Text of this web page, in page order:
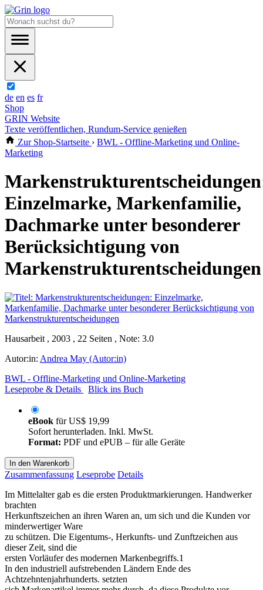
de en es fr
Shop
GRIN Website
Texte veröffentlichen, Rundum-Service genießen
Zur Shop-Startseite › BWL - Offline-Marketing und Online-
Marketing
Einzelmarke, Markenfamilie,
Dachmarke unter besonderer
Berücksichtigung von
Markenstrukturentscheidungen
Hausarbeit , 2003 , 22 Seiten , Note: 3.0
Autor:in: Andrea May (Autor:in)
BWL - Offline-Marketing und Online-Marketing
Leseprobe & Details
Blick ins Buch
eBook fürUS$ 19,99
Sofort herunterladen. Inkl. MwSt.
Format: PDF und ePUB – für alle Geräte
In den Warenkorb
Zusammenfassung Leseprobe Details
Im Mittelalter gab es die ersten Produktmarkierungen. Handwerker
brachten
Herkunftszeichen an ihren Waren an, um sich und die Kunden vor
minderwertiger Ware
zu schützen. Die Eigentums-, Herkunfts- und Zunftzeichen aus
dieser Zeit, sind die
ersten Vorläufer des modernen Markenbegriffs.1
In den industriell aufstrebenden Ländern Ende des
Achtzehntenjahrhunderts. setzten